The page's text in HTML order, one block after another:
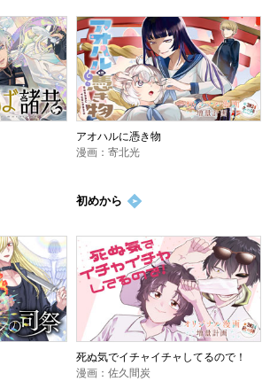
アオハルに憑き物
漫画：寄北光
初めから
死ぬ気でイチャイチャしてるので！
漫画：佐久間炭